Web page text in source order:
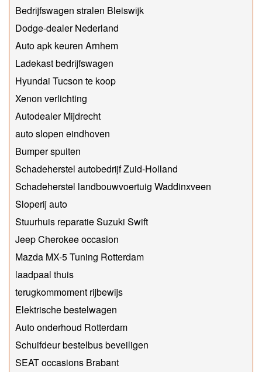
Bedrijfswagen stralen Bleiswijk
Dodge-dealer Nederland
Auto apk keuren Arnhem
Ladekast bedrijfswagen
Hyundai Tucson te koop
Xenon verlichting
Autodealer Mijdrecht
auto slopen eindhoven
Bumper spuiten
Schadeherstel autobedrijf Zuid-Holland
Schadeherstel landbouwvoertuig Waddinxveen
Sloperij auto
Stuurhuis reparatie Suzuki Swift
Jeep Cherokee occasion
Mazda MX-5 Tuning Rotterdam
laadpaal thuis
terugkommoment rijbewijs
Elektrische bestelwagen
Auto onderhoud Rotterdam
Schuifdeur bestelbus beveiligen
SEAT occasions Brabant